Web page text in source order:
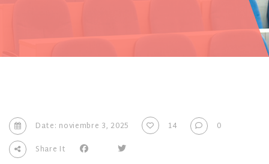
Date: noviembre 3, 2025 14
0
Share It